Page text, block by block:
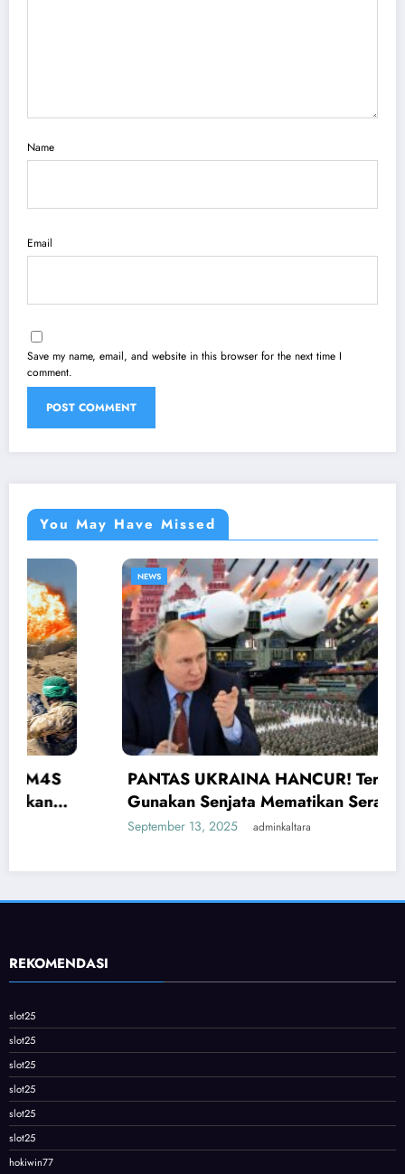
Name
Email
Save my name, email, and website in this browser for the next time I
comment.
You May Have Missed
PANTAS UKRAINA HANCUR! Ternyata Rusia
Gunakan Senjata Mematikan Serang Ukraina
September 13, 2025 adminkaltara
REKOMENDASI
slot25
slot25
slot25
slot25
slot25
slot25
hokiwin77